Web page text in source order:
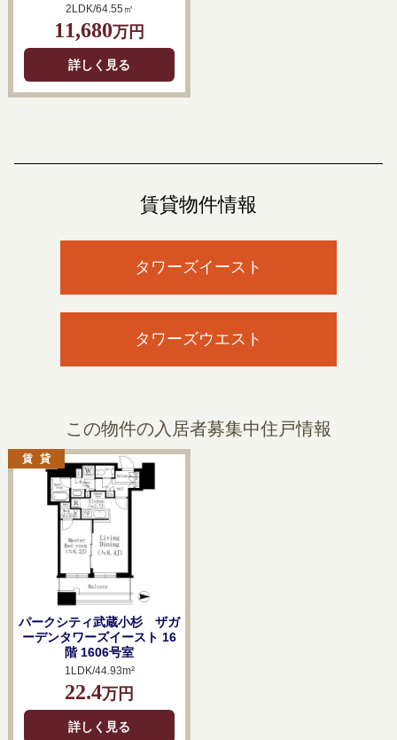
2LDK/64.55㎡
11,680万円
詳しく見る
賃貸物件情報
タワーズイースト
タワーズウエスト
この物件の入居者募集中住戸情報
パークシティ武蔵小杉 ザガ
ーデンタワーズイースト 16
階 1606号室
1LDK/44.93m²
22.4万円
詳しく見る